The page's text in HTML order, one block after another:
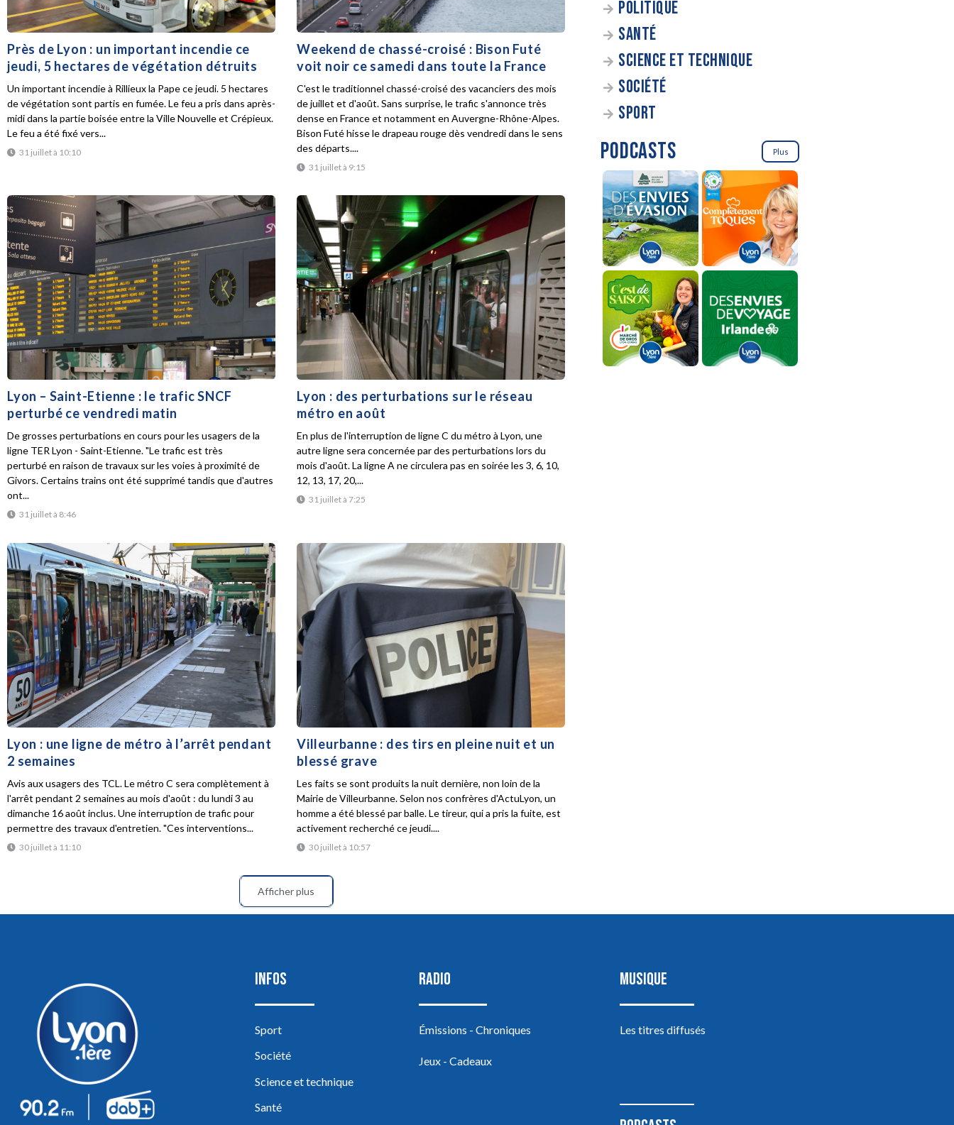
Près de Lyon : un important incendie ce
jeudi, 5 hectares de végétation détruits
31 juillet à 10:10
Un important incendie à Rillieux la Pape ce jeudi. 5 hectares
de végétation sont partis en fumée. Le feu a pris dans après-
midi dans la partie boisée entre la Ville Nouvelle et Crépieux.
Le feu a été fixé vers...
Weekend de chassé-croisé : Bison Futé
voit noir ce samedi dans toute la France
31 juillet à 9:15
C'est le traditionnel chassé-croisé des vacanciers des mois
de juillet et d'août. Sans surprise, le trafic s'annonce très
dense en France et notamment en Auvergne-Rhône-Alpes.
Bison Futé hisse le drapeau rouge dès vendredi dans le sens
des départs....
Lyon – Saint-Etienne : le trafic SNCF
perturbé ce vendredi matin
31 juillet à 8:46
De grosses perturbations en cours pour les usagers de la
ligne TER Lyon - Saint-Etienne. "Le trafic est très
perturbé en raison de travaux sur les voies à proximité de
Givors. Certains trains ont été supprimé tandis que d'autres
ont...
Lyon : des perturbations sur le réseau
métro en août
31 juillet à 7:25
En plus de l'interruption de ligne C du métro à Lyon, une
autre ligne sera concernée par des perturbations lors du
mois d'août. La ligne A ne circulera pas en soirée les 3, 6, 10,
12, 13, 17, 20,...
Lyon : une ligne de métro à l’arrêt pendant
2 semaines
30 juillet à 11:10
Avis aux usagers des TCL. Le métro C sera complètement à
l'arrêt pendant 2 semaines au mois d'août : du lundi 3 au
dimanche 16 août inclus. Une interruption de trafic pour
permettre des travaux d'entretien. "Ces interventions...
Villeurbanne : des tirs en pleine nuit et un
blessé grave
30 juillet à 10:57
Les faits se sont produits la nuit dernière, non loin de la
Mairie de Villeurbanne. Selon nos confrères d'ActuLyon, un
homme a été blessé par balle. Le tireur, qui a pris la fuite, est
activement recherché ce jeudi....
Afficher plus
POLITIQUE
SANTÉ
SCIENCE ET TECHNIQUE
SOCIÉTÉ
SPORT
PODCASTS Plus
INFOS
Sport
Société
Science et technique
Santé
RADIO
Émissions - Chroniques
Jeux - Cadeaux
MUSIQUE
Les titres diffusés